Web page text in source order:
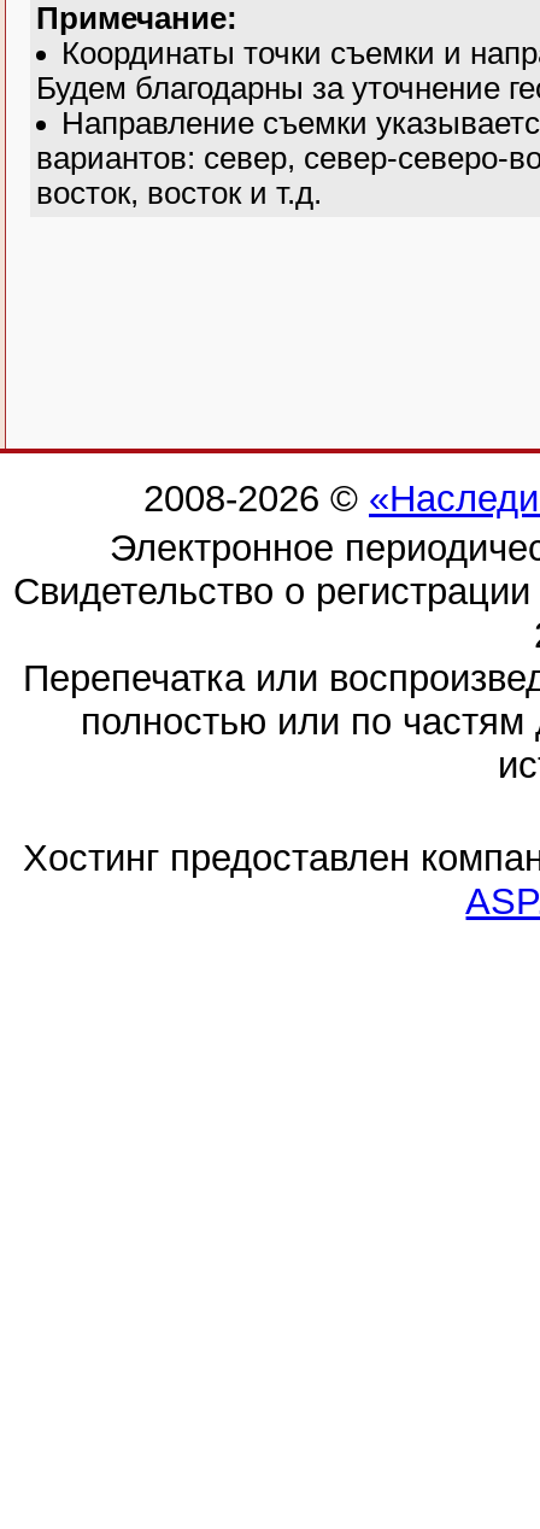
Примечание:
Координаты точки съемки и
Будем благодарны за уточнение
Направление съемки
вариантов: север, север-северо-
восток, восток и т.д.
2008-2026 ©
Электронное
Свидетельство о
Перепечатка или
полностью или по частям
Хостинг предоставлен